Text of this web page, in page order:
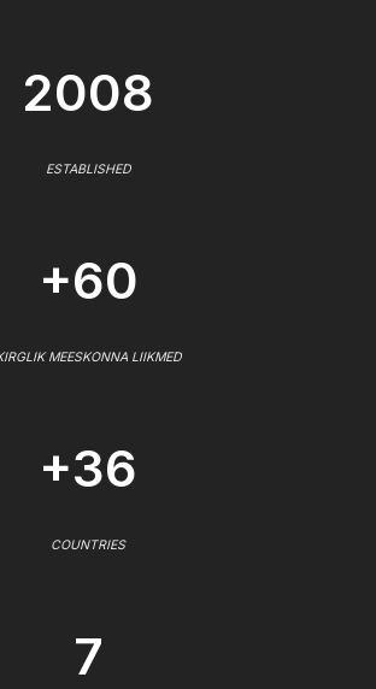
2008
ESTABLISHED
+60
MEESKONNA LIIKMED
+36
COUNTRIES
7